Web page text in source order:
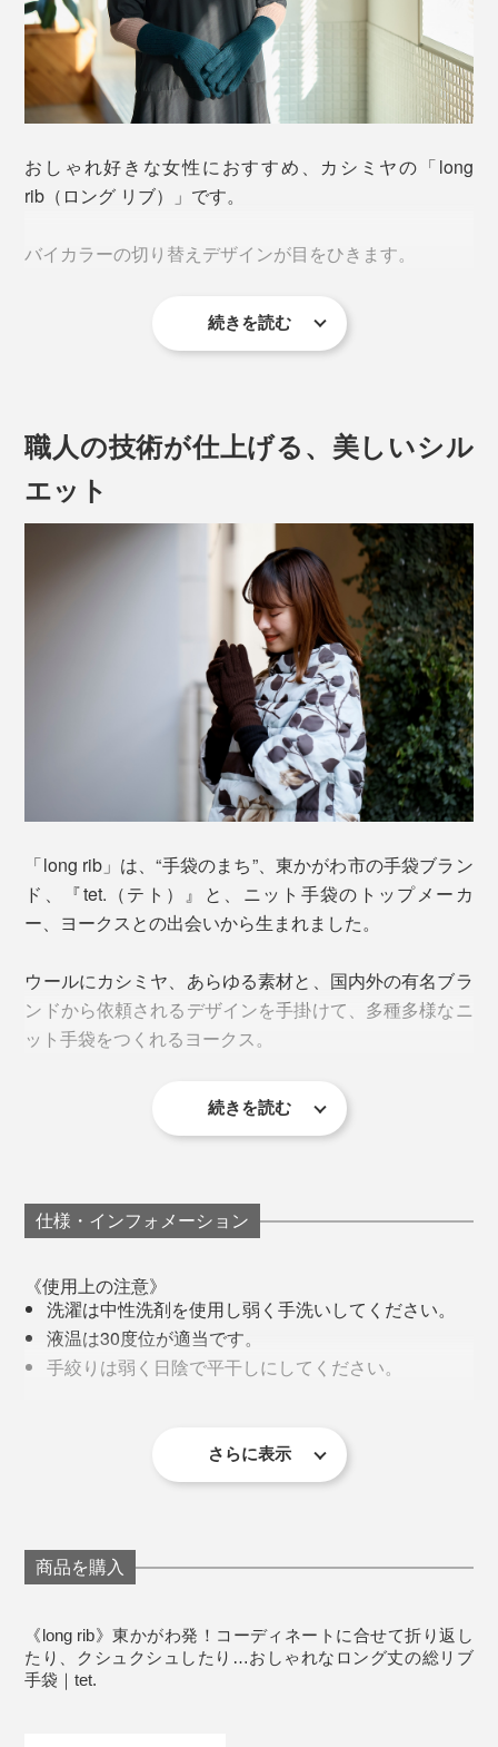
おしゃれ好きな女性におすすめ、カシミヤの「long
rib（ロング リブ）」です。
バイカラーの切り替えデザインが目をひきます。
ひじまで届く、ロング丈の総リブ編み。ポンチョや、短
めの袖からのぞかせてみてください。
長袖に合わせて、折り返したり。クシュクシュにすれ
ば、袖口のアクセントに。
コーディネートや気候によって、いろんな楽しみ方がで
きます。
続きを読む
職人の技術が仕上げる、美しいシル
エット
「long rib」は、“手袋のまち”、東かがわ市の手袋ブラン
ド、『tet.（テト）』と、ニット手袋のトップメーカ
ー、ヨークスとの出会いから生まれました。
ウールにカシミヤ、あらゆる素材と、国内外の有名ブラ
ンドから依頼されるデザインを手掛けて、多種多様なニ
ット手袋をつくれるヨークス。
例えば、ニットを編む糸ひとつとっても、カシミヤのよ
編み機に掛ける糸のテンションを変えたり、編み機の設
続きを読む
仕様・インフォメーション
《使用上の注意》
洗濯は中性洗剤を使用し弱く手洗いしてください。
液温は30度位が適当です。
手絞りは弱く日陰で平干しにしてください。
いのでご注意ください。
タンブラー乾燥は避けてください。
りする場合がありますのでご注意ください。
サイズ（アイテム寸法）：（約）全長39.5×幅
7.5cm、中指の指先から手首まで／約18cm
素材：カシミヤ97%・ナイロン2%・ポリウレタン1%
さらに表示
商品を購入
《long rib》東かがわ発！コーディネートに合せて折り返し
たり、クシュクシュしたり…おしゃれなロング丈の総リブ
手袋｜tet.